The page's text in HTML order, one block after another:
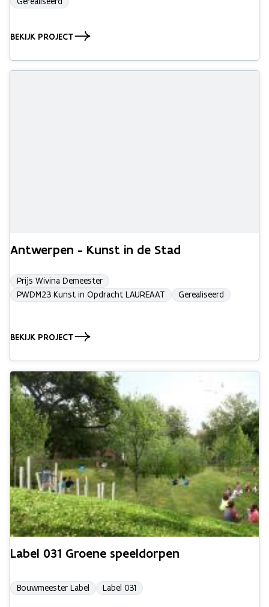
BEKIJK PROJECT
Antwerpen - Kunst in de Stad
Prijs Wivina Demeester
PWDM23 Kunst in Opdracht LAUREAAT
Gerealiseerd
BEKIJK PROJECT
Label 031 Groene speeldorpen
Bouwmeester Label Label 031